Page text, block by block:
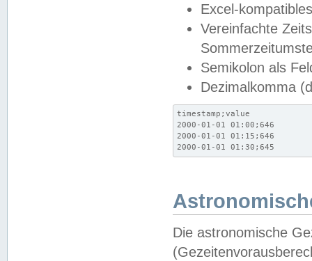
Excel-
Vereinfachte
Semikolon als
Dezimalkomma
timestamp;value
2000-01-01 01:00;646
2000-01-01 01:15;646
2000-01-01 01:30;645
Die astronomische